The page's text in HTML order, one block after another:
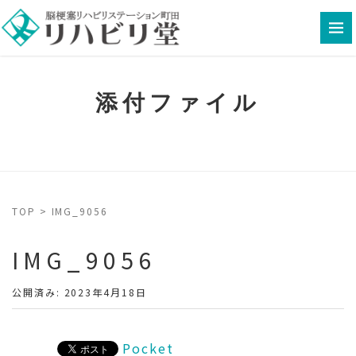
添付ファイル
TOP > IMG_9056
IMG_9056
公開済み: 2023年4月18日
Pocket